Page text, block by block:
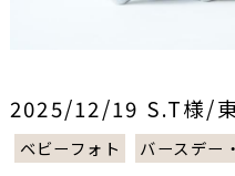
2025/12/19 S.T様/
ベビーフォト
バースデー